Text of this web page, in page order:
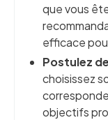
que vous
efficace
Postulez
choisissez
objectifs